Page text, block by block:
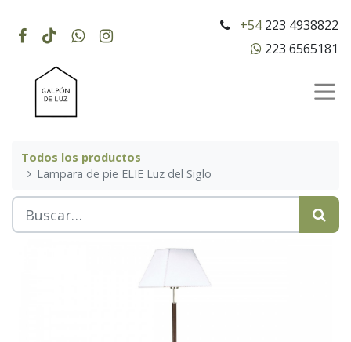
+54223 4938822
223 6565181
Todos los productos
Lampara de pie ELIE Luz del Siglo